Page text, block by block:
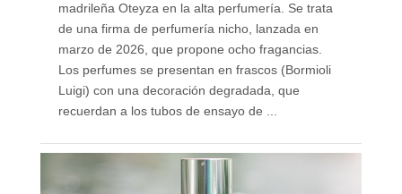
madrileña Oteyza en la alta perfumería. Se trata
de una firma de perfumería nicho, lanzada en
marzo de 2026, que propone ocho fragancias.
Los perfumes se presentan en frascos (Bormioli
Luigi) con una decoración degradada, que
recuerdan a los tubos de ensayo de ...